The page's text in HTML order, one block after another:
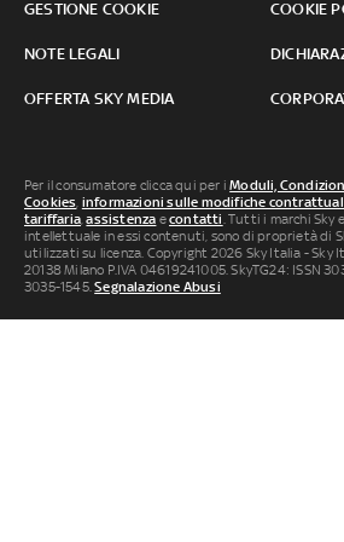
GESTIONE COOKIE COOKIE
NOTE LEGALI
OFFERTA SKY MEDIA
Per il consumatore clicca qui per iModuli,
Cookies, informazioni sulle modifiche
tariffaria,assistenza econtatti. Tutti i marchi
intellettuale in essi contenuti, sono di proprietà di
utilizzati su licenza. Copyright 2026 Sky Italia - Sky
20138 Milano P.IVA 04619241005. SkyTG24: ISSN
3035-1545.Segnalazione Abusi